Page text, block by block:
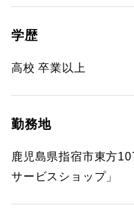
学歴
高校 卒業以上
勤務地
鹿児島県指宿市東方
サービスショップ」